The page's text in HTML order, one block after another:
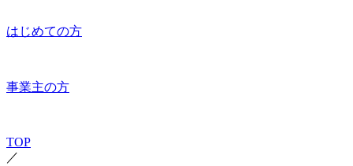
はじめての方
事業主の方
TOP
／